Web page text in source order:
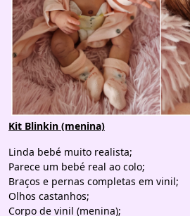
Kit Blinkin (menina)
Linda bebé muito realista;
Parece um bebé real ao colo;
Braços e pernas completas em vinil;
Olhos castanhos;
Corpo de vinil (menina);